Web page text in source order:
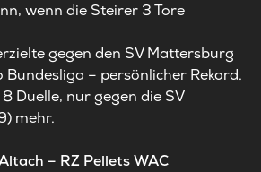
wenn die Steirer 3 Tore
gegen den SV Mattersburg
Bundesliga – persönlicher Rekord.
Duelle, nur gegen die SV
mehr.
– RZ Pellets WAC